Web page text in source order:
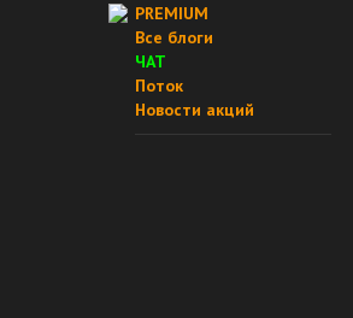
PREMIUM
Все блоги
ЧАТ
Поток
Новости акций